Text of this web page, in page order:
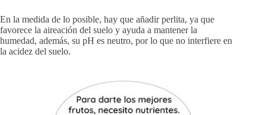
En la medida de lo posible, hay que añadir perlita, ya que
favorece la aireación del suelo y ayuda a mantener la
humedad, además, su pH es neutro, por lo que no interfiere en
la acidez del suelo.